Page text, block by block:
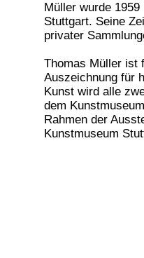
Müller wurde
Stuttgart. Seine
privater
Thomas Müller ist
Auszeichnung für
Kunst wird alle
dem
Rahmen der
Kunstmuseum